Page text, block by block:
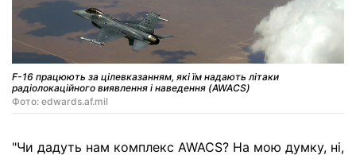
F-16 працюють за цілевказанням, які їм надають літаки
радіолокаційного виявлення і наведення (AWACS)
Фото: edwards.af.mil
"Чи дадуть нам комплекс AWACS? На мою думку, ні,